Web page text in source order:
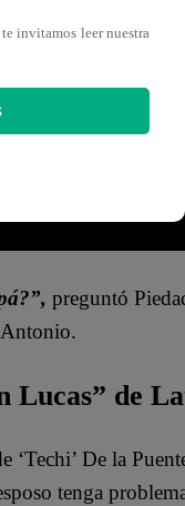
ocurriendo.
preguntó
Antonio.
Lucas” de
‘Techi’ De la
tenga
invitamos leer nuestra